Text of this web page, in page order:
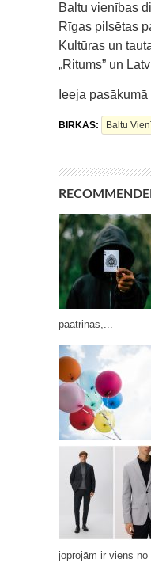
Baltu vienības
Rīgas pilsētas
Kultūras un
„Ritums” un
Ieeja
BIRKAS: Baltu
paātrinās,...
joprojām ir viens no